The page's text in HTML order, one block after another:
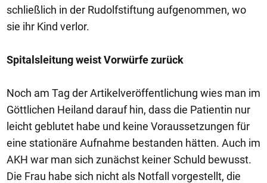
schließlich in der Rudolfstiftung aufgenommen, wo
sie ihr Kind verlor.
Spitalsleitung weist Vorwürfe zurück
Noch am Tag der Artikelveröffentlichung wies man im
Göttlichen Heiland darauf hin, dass die Patientin nur
leicht geblutet habe und keine Voraussetzungen für
eine stationäre Aufnahme bestanden hätten. Auch im
AKH war man sich zunächst keiner Schuld bewusst.
Die Frau habe sich nicht als Notfall vorgestellt, die